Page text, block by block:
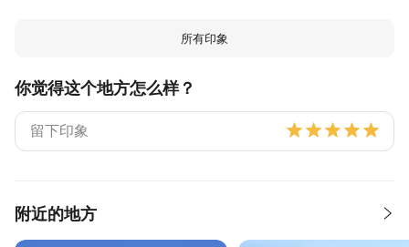
所有印象
你觉得这个地方怎么样？
附近的地方